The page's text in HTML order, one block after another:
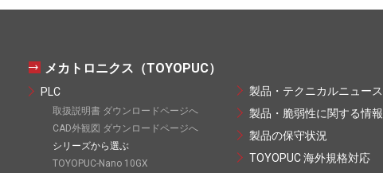
メカトロニクス（TOYOPUC）
PLC
取扱説明書 ダウンロードページへ
CAD外観図 ダウンロードページへ
シリーズから選ぶ
TOYOPUC-Nano 10GX
製品・テクニカルニュース
製品・脆弱性に関する情報
製品の保守状況
TOYOPUC 海外規格対応